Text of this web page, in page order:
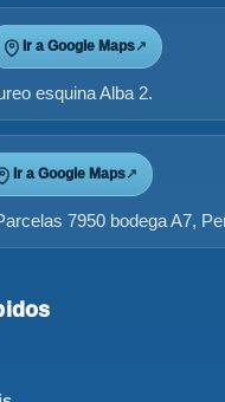
Ir a Google Maps↗
esquina Alba 2.
Ir a Google Maps↗
7950 bodega A7,